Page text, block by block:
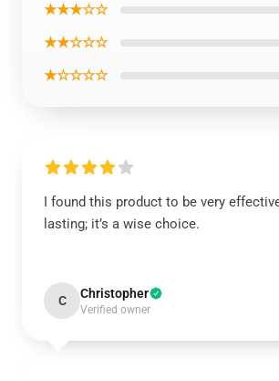
★★★☆☆
★★☆☆☆
★☆☆☆☆
I found this product to be very
lasting; it’s a wise choice.
C Christopher
Verified owner